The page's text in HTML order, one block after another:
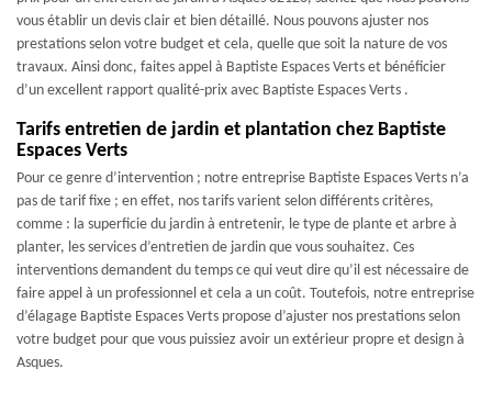
vous établir un devis clair et bien détaillé. Nous pouvons ajuster nos
prestations selon votre budget et cela, quelle que soit la nature de vos
travaux. Ainsi donc, faites appel à Baptiste Espaces Verts et bénéficier
d’un excellent rapport qualité-prix avec Baptiste Espaces Verts .
Tarifs entretien de jardin et plantation chez Baptiste
Espaces Verts
Pour ce genre d’intervention ; notre entreprise Baptiste Espaces Verts n’a
pas de tarif fixe ; en effet, nos tarifs varient selon différents critères,
comme : la superficie du jardin à entretenir, le type de plante et arbre à
planter, les services d’entretien de jardin que vous souhaitez. Ces
interventions demandent du temps ce qui veut dire qu’il est nécessaire de
faire appel à un professionnel et cela a un coût. Toutefois, notre entreprise
d’élagage Baptiste Espaces Verts propose d’ajuster nos prestations selon
votre budget pour que vous puissiez avoir un extérieur propre et design à
Asques.